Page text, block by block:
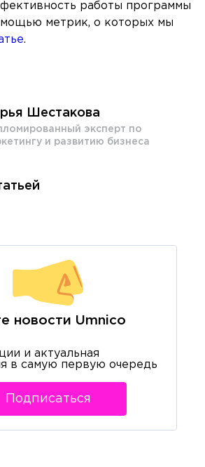
работы программы
метрик, о которых мы
.
Шестакова
эксперт по
и развитию бизнеса
новости Umnico
и актуальная
в самую первую очередь
Подписаться